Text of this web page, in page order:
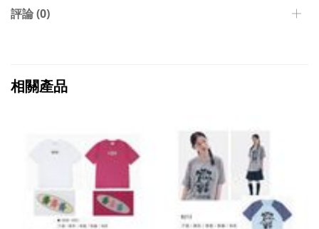
評論 (0)
相關產品